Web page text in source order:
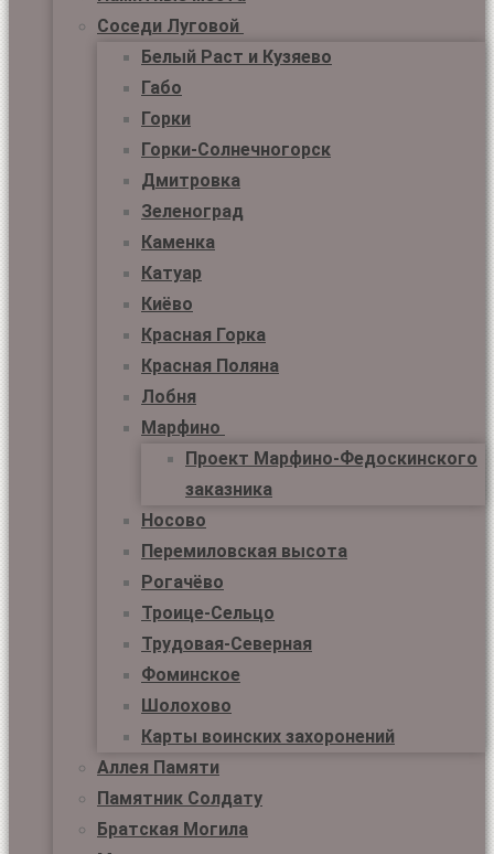
Соседи Луговой
Белый Раст и Кузяево
Габо
Горки
Горки-Солнечногорск
Дмитровка
Зеленоград
Каменка
Катуар
Киёво
Красная Горка
Красная Поляна
Лобня
Марфино
Проект Марфино-Федоскинского
заказника
Носово
Перемиловская высота
Рогачёво
Троице-Сельцо
Трудовая-Северная
Фоминское
Шолохово
Карты воинских захоронений
Аллея Памяти
Памятник Солдату
Братская Могила